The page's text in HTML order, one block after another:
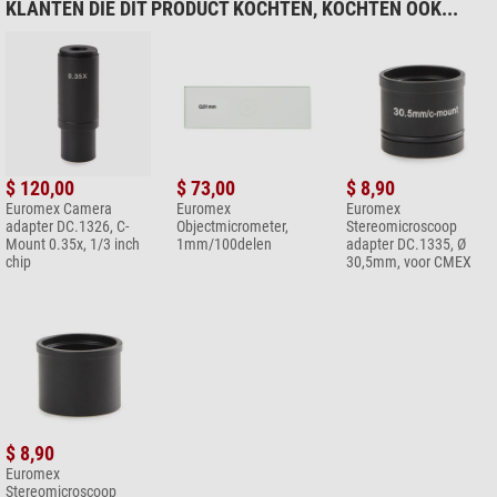
Gevoeligheid510 mV
Witbalansautomatisch/handmatig
bereik 69 dB S/N max. 55 dB
Interface Digitaal
HDMI, USB 2
Gegevensopslag
Cameraknoppen
Optische interfaceC-mount interface
Bedrijf0 – 60 °C, 45-85 % luchtvochtigheid
Leveringsomvang
HDMI-kabel
USB 2 kabel
70
Diversen
Leverancier Productnummer
VC.3036
KLANTEN DIE DIT PRODUCT KOCHTEN, KOCHTEN OOK...
$ 120,00
Euromex Camera
adapter DC.1326, C-
Mount 0.35x, 1/3 inch
chip
$ 73,00
Euromex
Objectmicrometer,
1mm/100delen
$ 8,90
Euromex
Stereomicroscoop
adapter DC.1335, Ø
30,5mm, voor CMEX
$ 8,90
Euromex
Stereomicroscoop